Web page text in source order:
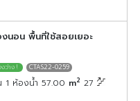
นอน พื้นที่ใช้สอยเยอะ
CTAS22-0259
1 ห้องน้ำ 57.00 m2 27